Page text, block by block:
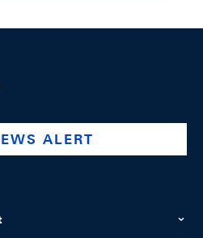
company/swiss-national-
@swissnationalbank
ALERT